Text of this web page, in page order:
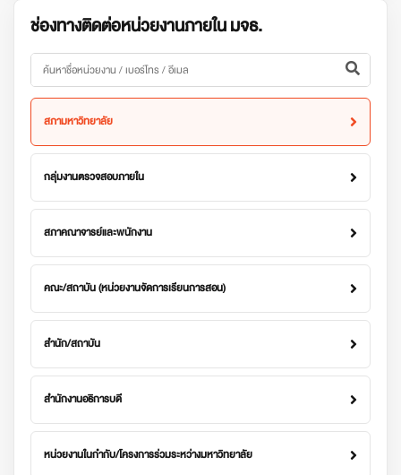
ช่องทางติดต่อหน่วยงานภายใน มจธ.
สภามหาวิทยาลัย
กลุ่มงานตรวจสอบภายใน
สภาคณาจารย์และพนักงาน
คณะ/สถาบัน (หน่วยงานจัดการเรียนการสอน)
สำนัก/สถาบัน
สำนักงานอธิการบดี
หน่วยงานในกำกับ/โครงการร่วมระหว่างมหาวิทยาลัย